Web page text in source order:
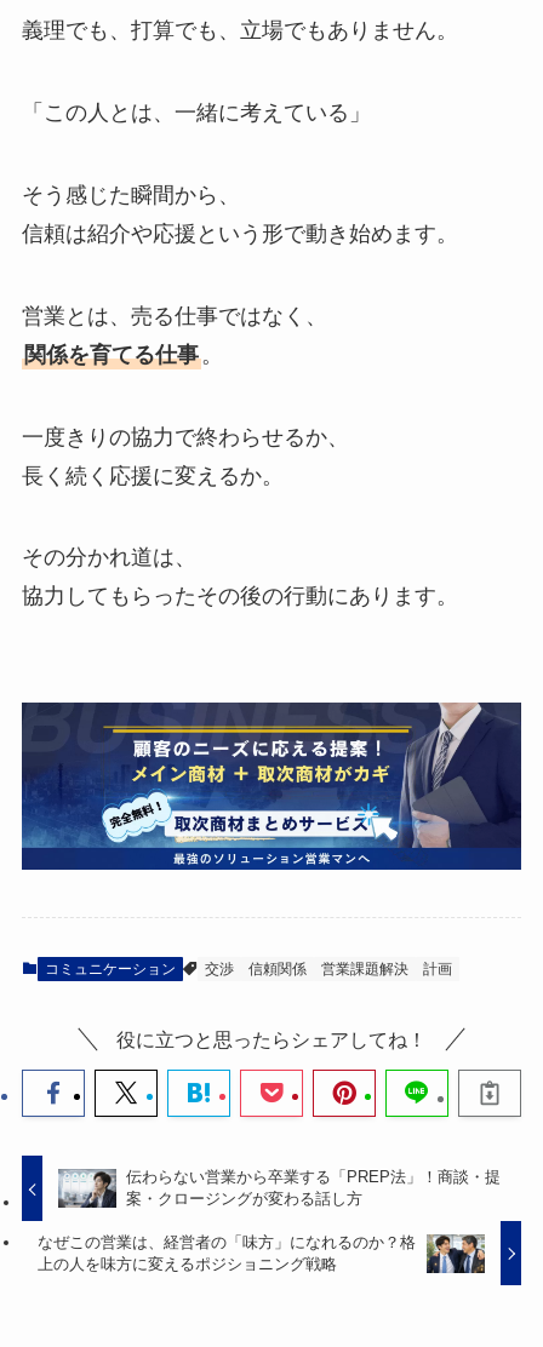
義理でも、打算でも、立場でもありません。
「この人とは、一緒に考えている」
そう感じた瞬間から、
信頼は紹介や応援という形で動き始めます。
営業とは、売る仕事ではなく、
関係を育てる仕事。
一度きりの協力で終わらせるか、
長く続く応援に変えるか。
その分かれ道は、
協力してもらったその後の行動にあります。
コミュニケーション 交渉 信頼関係 営業課題解決 計画
役に立つと思ったらシェアしてね！
伝わらない営業から卒業する「PREP法」！商談・提
案・クロージングが変わる話し方
なぜこの営業は、経営者の「味方」になれるのか？格
上の人を味方に変えるポジショニング戦略